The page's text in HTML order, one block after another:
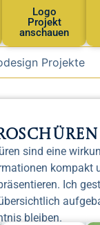
Logo
Projekt
anschauen
Projekte
sind eine
kompakt
Ich
bleiben.